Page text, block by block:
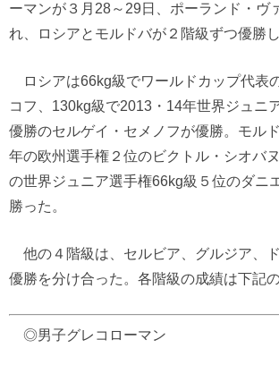
ーマンが３月28～29日、ポーランド・ヴ
れ、ロシアとモルドバが２階級ずつ優勝し
ロシアは66kg級でワールドカップ代表
コフ、130kg級で2013・14年世界ジュニ
優勝のセルゲイ・セメノフが優勝。モル
年の欧州選手権２位のビクトル・シオバ
の世界ジュニア選手権66kg級５位のダニ
勝った。
他の４階級は、セルビア、グルジア、
優勝を分け合った。各階級の成績は下記の
◎男子グレコローマン